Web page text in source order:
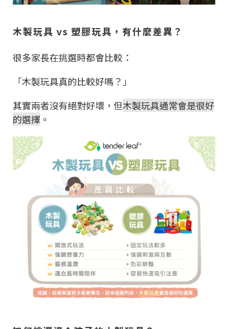
木製玩具 vs 塑膠玩具，有什麼差異？
很多家長在挑選時都會比較：
「木製玩具真的比較好嗎？」
其實兩者沒有絕對好壞，但木製玩具通常會是很好
的選擇 。